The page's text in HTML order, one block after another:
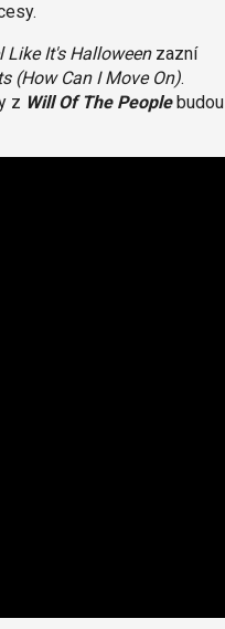
Like It's Halloweenzazní
(How Can I Move On).
z Will Of The Peoplebudou